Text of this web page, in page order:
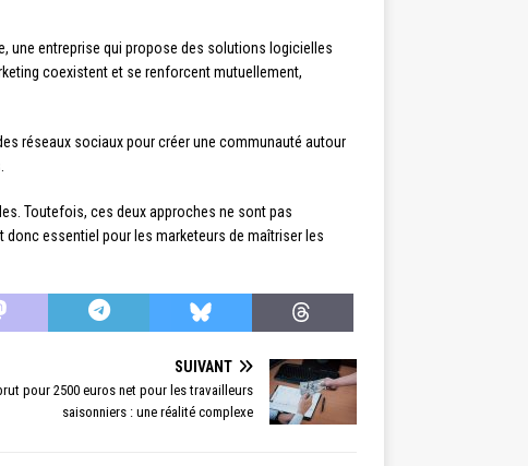
une entreprise qui propose des solutions logicielles
coexistent et se renforcent mutuellement,
réseaux sociaux pour créer une communauté autour
Toutefois, ces deux approches ne sont pas
essentiel pour les marketeurs de maîtriser les
SUIVANT
pour 2500 euros net pour les travailleurs
saisonniers : une réalité complexe